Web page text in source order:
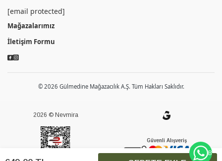
[email protected]
Mağazalarımız
İletişim Formu
© 2026 Gülmedine Mağazacılık A.Ş. Tüm Hakları Saklıdır.
2026 © Nevmira
Güvenli Alışveriş